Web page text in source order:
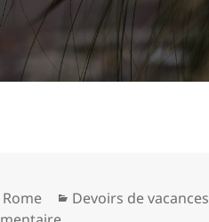
Rome Catégories
Devoirs de vacances